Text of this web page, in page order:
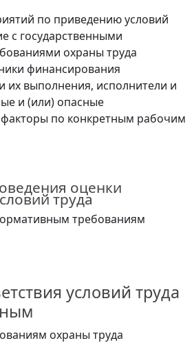
по приведению условий
с государственными
охраны труда
финансирования
их выполнения, исполнители и
и (или) опасные
по конкретным рабочим
оценки
труда
требованиям
условий труда
охраны труда